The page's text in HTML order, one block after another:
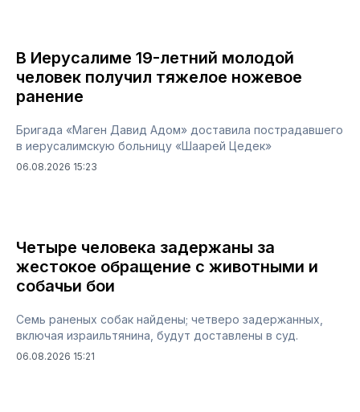
В Иерусалиме 19-летний молодой
человек получил тяжелое ножевое
ранение
Бригада «Маген Давид Адом» доставила пострадавшего
в иерусалимскую больницу «Шаарей Цедек»
06.08.2026 15:23
Четыре человека задержаны за
жестокое обращение с животными и
собачьи бои
Семь раненых собак найдены; четверо задержанных,
включая израильтянина, будут доставлены в суд.
06.08.2026 15:21